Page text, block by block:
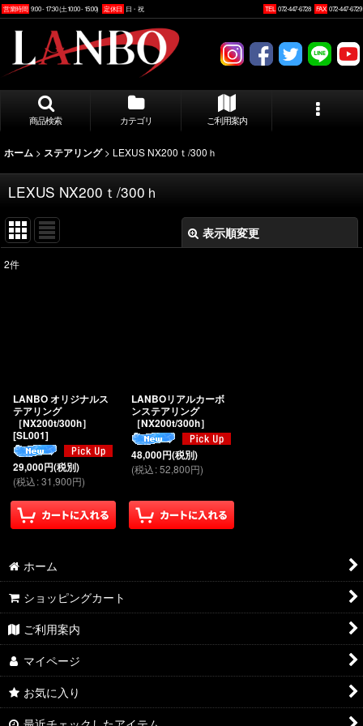
営業時間 9:00 - 17:30 (土10:00 - 15:00) 定休日 日・祝 TEL 072-447-6728 FAX 072-447-6729
商品検索 カテゴリ ご利用案内
ホーム > ステアリング > LEXUS NX200ｔ/300ｈ
LEXUS NX200ｔ/300ｈ
表示順変更
2件
LANBO オリジナルス
テアリング
［NX200t/300h］
[SL001]
29,000円(税別)
(税込:31,900円)
LANBOリアルカーボ
ンステアリング
［NX200t/300h］
48,000円(税別)
(税込:52,800円)
ホーム
ショッピングカート
ご利用案内
マイページ
お気に入り